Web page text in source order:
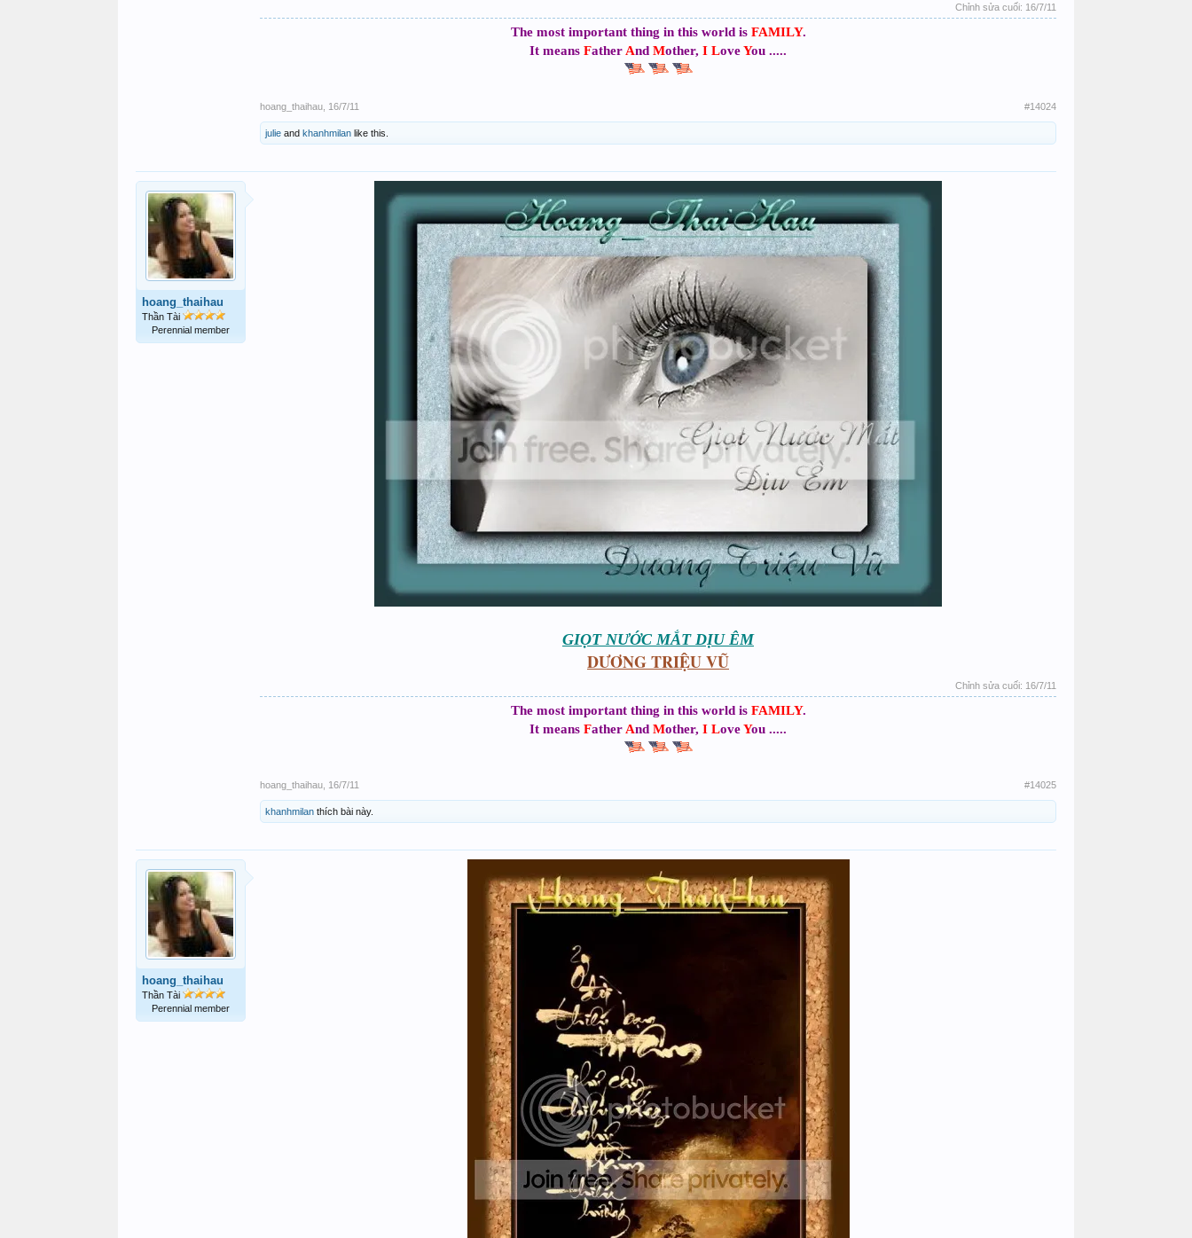
Chỉnh sửa cuối: 16/7/11
The most important thing in this world is FAMILY.
It means Father And Mother, I LoveYou .....
hoang_thaihau 16/7/11 #14024
julie and khanhmilan like this.
hoang_thaihau
Thần Tài
Perennial member
GIỌT NƯỚC MẮT DỊU ÊM
DƯƠNG TRIỆU VŨ
Chỉnh sửa cuối: 16/7/11
The most important thing in this world is FAMILY.
It means Father And Mother, I LoveYou .....
hoang_thaihau 16/7/11 #14025
khanhmilan thích bài này.
hoang_thaihau
Thần Tài
Perennial member